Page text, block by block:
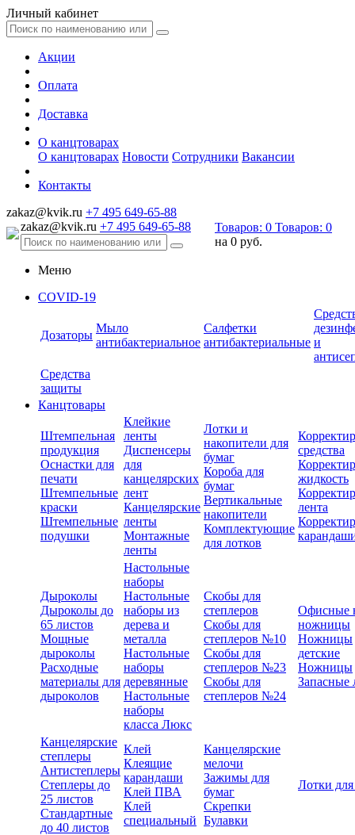
Личный кабинет
Акции
Оплата
Доставка
О канцтоварах
О канцтоварах Новости Сотрудники Вакансии
Контакты
zakaz@kvik.ru +7 495 649-65-88
zakaz@kvik.ru +7 495 649-65-88 Товаров: 0 Товаров: 0
на 0 руб.
Меню
COVID-19
Дозаторы
Мыло
антибактериальное
Салфетки
антибактериальные и
Средства
защиты
Канцтовары
Штемпельная
продукция
Оснастки для
печати
Штемпельные
краски
Штемпельные
подушки
Клейкие
ленты
Диспенсеры
для
канцелярских
лент
Канцелярские
ленты
Монтажные
ленты
Лотки и
накопители для
бумаг
Короба для
бумаг
Вертикальные
накопители
Комплектующие
для лотков
средства
жидкость
лента
Дыроколы
Дыроколы до
65 листов
Мощные
дыроколы
Расходные
материалы для
дыроколов
Настольные
наборы
Настольные
наборы из
дерева и
металла
Настольные
наборы
деревянные
Настольные
наборы
класса Люкс
Скобы для
степлеров
Скобы для
степлеров №10
Скобы для
степлеров №23
Скобы для
степлеров №24
Офисные
ножницы
Ножницы
детские
Ножницы
Запасные
Канцелярские
степлеры
Антистеплеры
Степлеры до
25 листов
Стандартные
до 40 листов
Клей
Клеящие
карандаши
Клей ПВА
Клей
специальный
Канцелярские
мелочи
Зажимы для
бумаг
Скрепки
Булавки
Лотки